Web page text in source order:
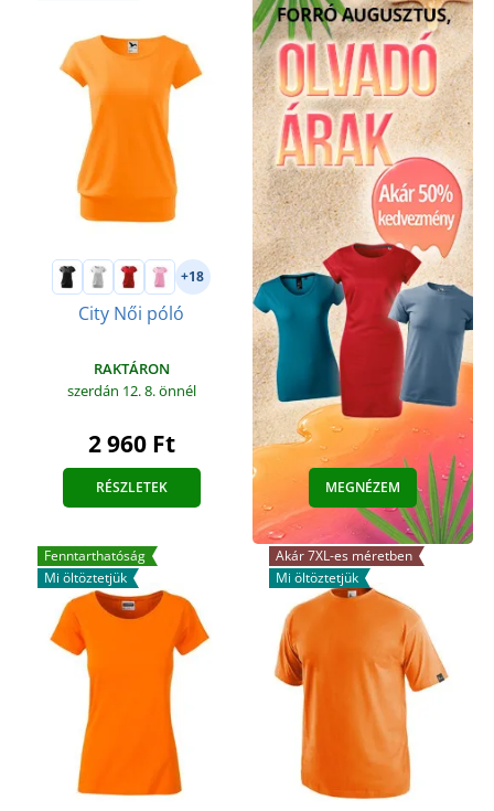
+18
City Női póló
RAKTÁRON
szerdán 12. 8.önnél
2 960 Ft
RÉSZLETEK MEGNÉZEM
Fenntarthatóság
Mi öltöztetjük
Akár 7XL-es méretben
Mi öltöztetjük